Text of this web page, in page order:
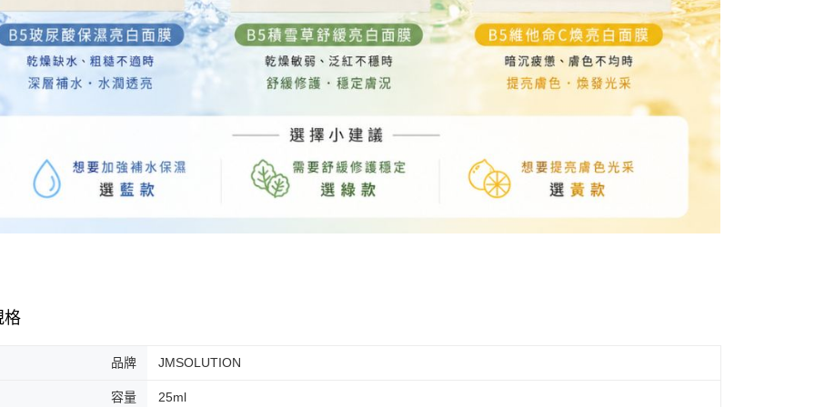
格
品牌 JMSOLUTION
容量 25ml